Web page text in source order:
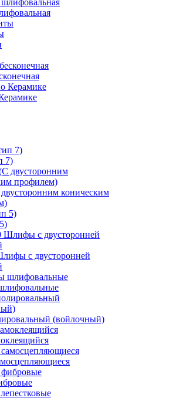
7)
коническим
с двусторонней
(войлочный)